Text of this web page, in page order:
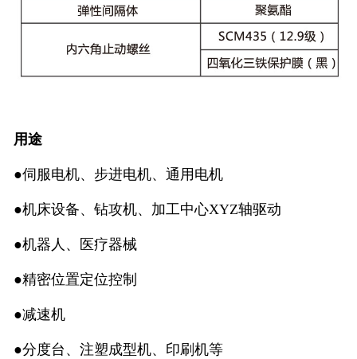
用途
●伺服电机、步进电机、通用电机
●机床设备、钻攻机、加工中心XYZ轴驱动
●机器人、医疗器械
●精密位置定位控制
●减速机
●分度台、注塑成型机、印刷机等